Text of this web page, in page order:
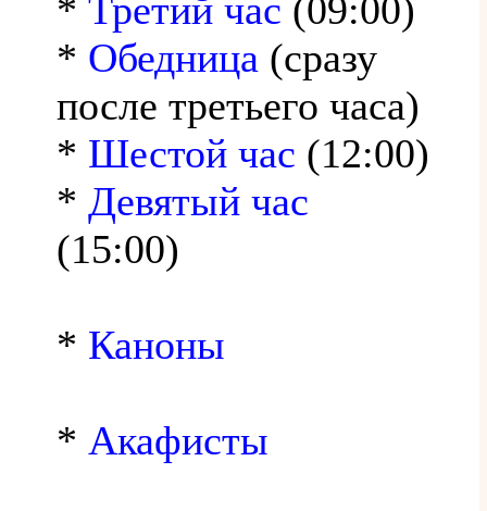
* Третий час (09:00)
* Обедница (сразу
после третьего часа)
* Шестой час (12:00)
* Девятый час
(15:00)
* Каноны
* Акафисты